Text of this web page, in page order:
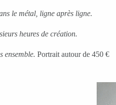
le métal, ligne après ligne.
heures de création.
ensemble. Portrait autour de 450 €